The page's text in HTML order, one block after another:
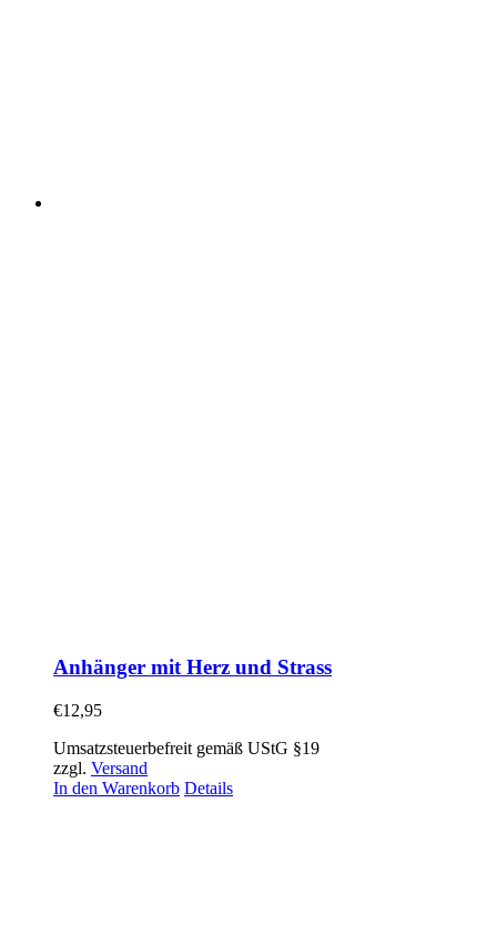
Anhänger mit Herz und Strass
€12,95
Umsatzsteuerbefreit gemäß UStG §19
zzgl. Versand
In den Warenkorb Details